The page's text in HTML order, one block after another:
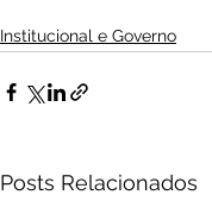
Institucional e Governo
Posts Relacionados